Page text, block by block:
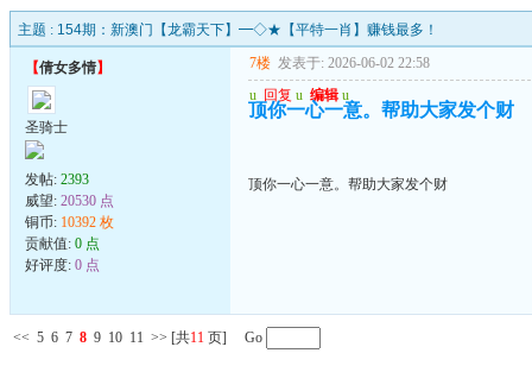
主题 : 154期：新澳门【龙霸天下】━◇★【平特一肖】赚钱最多！
【倩女多情】
圣骑士
发帖: 2393
威望: 20530 点
铜币: 10392 枚
贡献值: 0 点
好评度: 0 点
7楼 发表于: 2026-06-02 22:58
u 回复 u 编辑 u
顶你一心一意。帮助大家发个财
顶你一心一意。帮助大家发个财
<< 5 6 7 8 9 10 11 >> [共11 页] Go